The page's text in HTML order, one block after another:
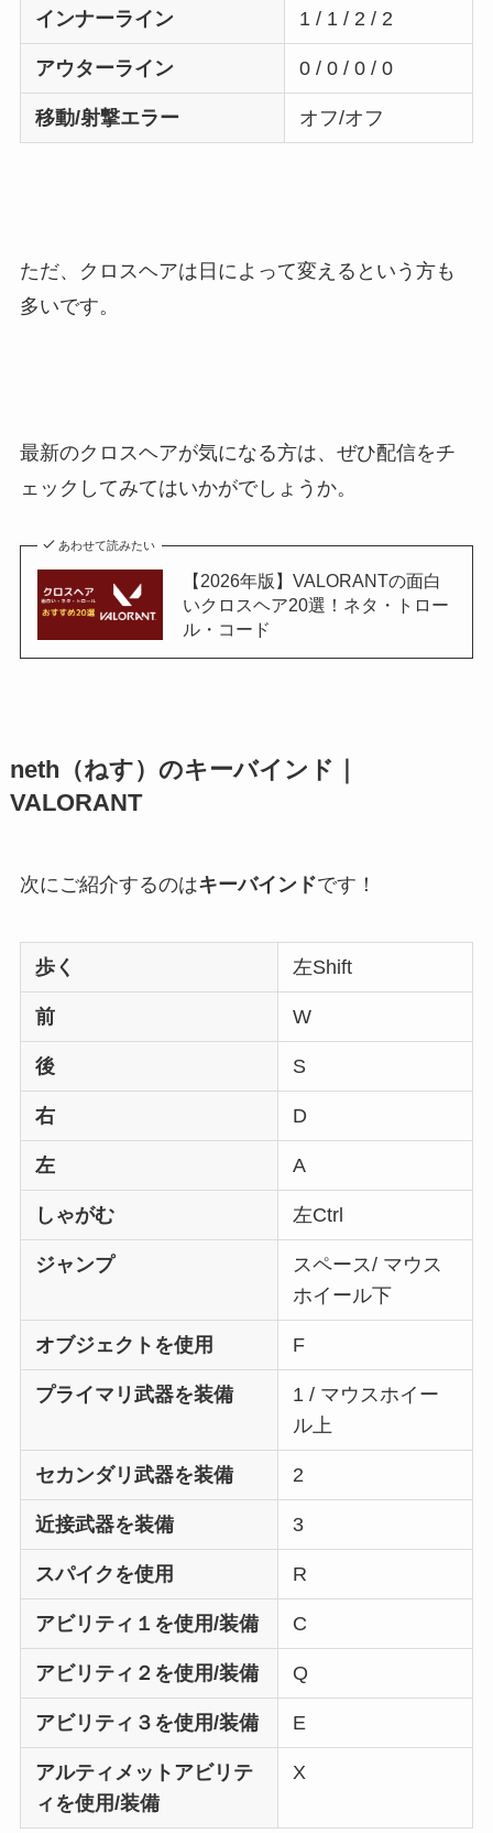
インナーライン 1 / 1 / 2 / 2
アウターライン 0 / 0 / 0 / 0
移動/射撃エラー オフ/オフ
ただ、クロスヘアは日によって変えるという方も
多いです。
最新のクロスヘアが気になる方は、ぜひ配信をチ
ェックしてみてはいかがでしょうか。
あわせて読みたい
【2026年版】VALORANTの面白
いクロスヘア20選！ネタ・トロー
ル・コード
neth（ねす）のキーバインド｜
VALORANT
次にご紹介するのはキーバインドです！
歩く 左Shift
前 W
後 S
右 D
左 A
しゃがむ 左Ctrl
ジャンプ
スペース/ マウス
ホイール下
オブジェクトを使用 F
プライマリ武器を装備
1 / マウスホイー
ル上
セカンダリ武器を装備 2
近接武器を装備 3
スパイクを使用 R
アビリティ１を使用/装備 C
アビリティ２を使用/装備 Q
アビリティ３を使用/装備 E
アルティメットアビリテ
ィを使用/装備
X